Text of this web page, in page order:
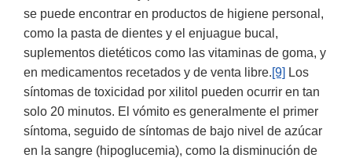
se puede encontrar en productos de higiene personal,
como la pasta de dientes y el enjuague bucal,
suplementos dietéticos como las vitaminas de goma, y
en medicamentos recetados y de venta libre.[9] Los
síntomas de toxicidad por xilitol pueden ocurrir en tan
solo 20 minutos. El vómito es generalmente el primer
síntoma, seguido de síntomas de bajo nivel de azúcar
en la sangre (hipoglucemia), como la disminución de